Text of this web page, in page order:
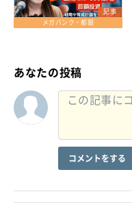
記事
メガバンク・都銀
あなたの投稿
コメントをする